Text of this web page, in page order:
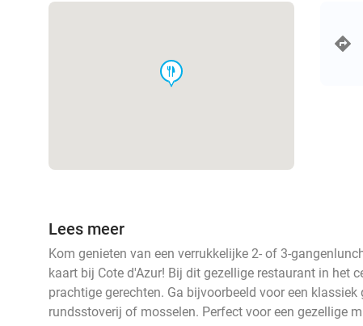
food
Lees meer
Kom genieten van een verrukkelijke 2- of 3-
kaart bij Cote d'Azur! Bij dit gezellige restaurant in het
prachtige gerechten. Ga bijvoorbeeld voor een
rundsstoverij of mosselen. Perfect voor een gezellige